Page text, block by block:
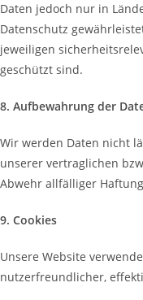
Daten jedoch nur in
Datenschutz
jeweiligen
geschützt sind.
8. Aufbewahrung der
Wir werden Daten nicht
unserer vertraglichen
Abwehr allfälliger
9. Cookies
Unsere Website
nutzerfreundlicher,